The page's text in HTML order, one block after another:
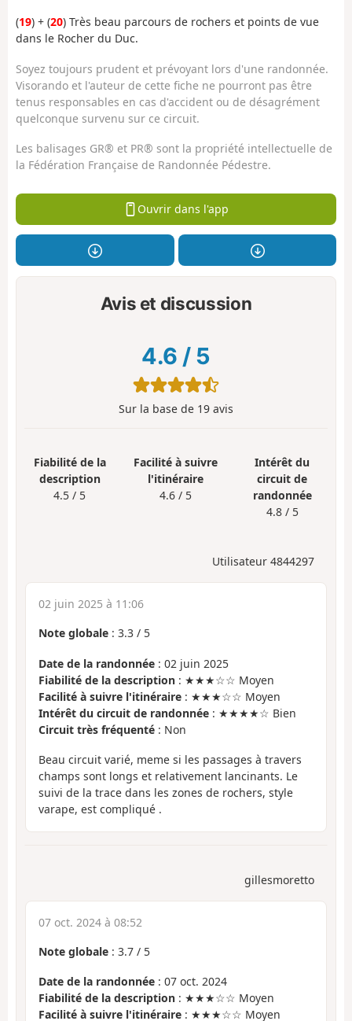
(19) + (20) Très beau parcours de rochers et points de vue
dans le Rocher du Duc.
Soyez toujours prudent et prévoyant lors d'une randonnée.
Visorando et l'auteur de cette fiche ne pourront pas être
tenus responsables en cas d'accident ou de désagrément
quelconque survenu sur ce circuit.
Les balisages GR® et PR® sont la propriété intellectuelle de
la Fédération Française de Randonnée Pédestre.
Ouvrir dans l'app
Avis et discussion
4.6 / 5
Sur la base de 19 avis
Fiabilité de la
description
4.5 / 5
Facilité à suivre
l'itinéraire
4.6 / 5
Intérêt du
circuit de
randonnée
4.8 / 5
Utilisateur 4844297
02 juin 2025 à 11:06
Note globale : 3.3 / 5
Date de la randonnée : 02 juin 2025
Fiabilité de la description : ★★★☆☆ Moyen
Facilité à suivre l'itinéraire : ★★★☆☆ Moyen
Intérêt du circuit de randonnée : ★★★★☆ Bien
Circuit très fréquenté : Non
Beau circuit varié, meme si les passages à travers
champs sont longs et relativement lancinants. Le
suivi de la trace dans les zones de rochers, style
varape, est compliqué .
gillesmoretto
07 oct. 2024 à 08:52
Note globale : 3.7 / 5
Date de la randonnée : 07 oct. 2024
Fiabilité de la description : ★★★☆☆ Moyen
Facilité à suivre l'itinéraire : ★★★☆☆ Moyen